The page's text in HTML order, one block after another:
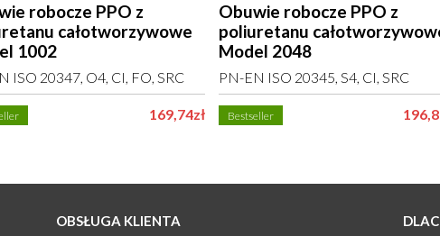
robocze PPO z
całotworzywowe
1002
ISO 20347, O4, CI, FO, SRC
169,74zł
Obuwie robocze PPO z
poliuretanu
Model 2048
PN-EN ISO 20345, S4, CI, SRC
Bestseller
OBSŁUGA KLIENTA